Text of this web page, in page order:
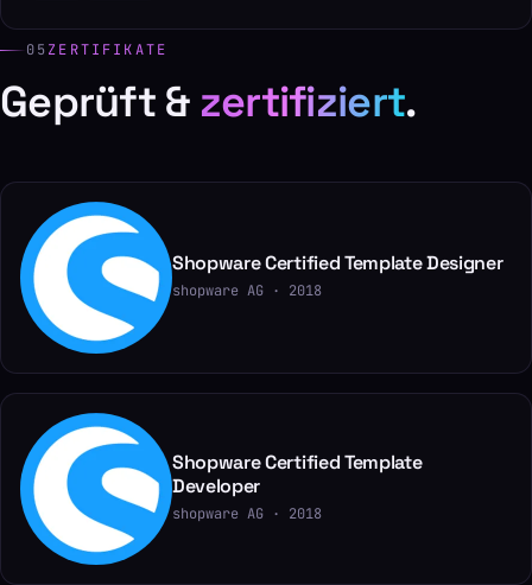
05ZERTIFIKATE
Geprüft & zertifiziert.
Shopware Certified Template Designer
shopware AG · 2018
Shopware Certified Template
Developer
shopware AG · 2018